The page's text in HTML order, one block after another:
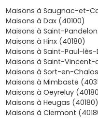
(thermalisme, santé,
du Grand Dax, avec des
familles à la recherche
foncier y reste plus
permet d’optimiser la
prestations tout en
cohérente, et la mobilité
bus de l’agglomération
Si tu veux te projeter sans
en cours et imagine ta
une pièce de vie
Maisons à Saugnac-et-
Maisons à Dax (40100)
Maisons à Saint-
Maisons à Hinx (40180)
Maisons à Saint-Paul-
Maisons à Saint-Vincent-
Maisons à Sort-en-
Maisons à Mimbaste
Maisons à Oeyreluy
Maisons à Heugas (40180)
Maisons à Clermont